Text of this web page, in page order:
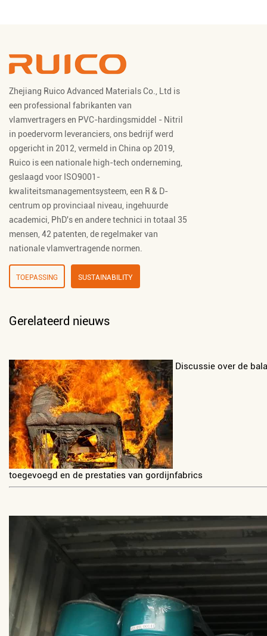
Zhejiang Ruico Advanced Materials Co., Ltd is
een professional fabrikanten van
vlamvertragersen PVC-hardingsmiddel - Nitril
in poedervorm leveranciers , ons bedrijf werd
opgericht in 2012, vermeld in China op 2019,
Ruico is een nationale high-tech onderneming,
geslaagd voor ISO9001-
kwaliteitsmanagementsysteem, een R & D-
centrum op provinciaal niveau, ingehuurde
academici, PhD's en andere technici in totaal 35
mensen, 42 patenten, de regelmaker van
nationale vlamvertragende normen.
TOEPASSING SUSTAINABILITY
Gerelateerd nieuws
Discussie over de
toegevoegd en de prestaties van gordijnfabrics